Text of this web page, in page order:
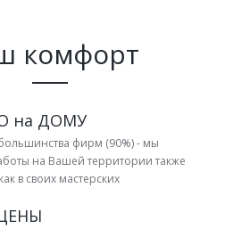
комфорт
на ДОМУ
фирм (90%) - мы
на Вашей территории также
в своих мастерских